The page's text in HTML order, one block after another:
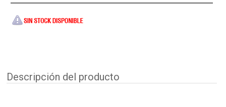
Descripción del producto